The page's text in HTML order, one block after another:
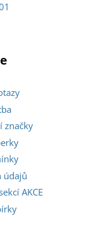
značky
údajů
AKCE